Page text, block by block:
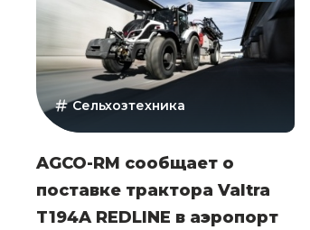
Сельхозтехника
AGCO-RM сообщает о
поставке трактора Valtra
T194A REDLINE в аэропорт